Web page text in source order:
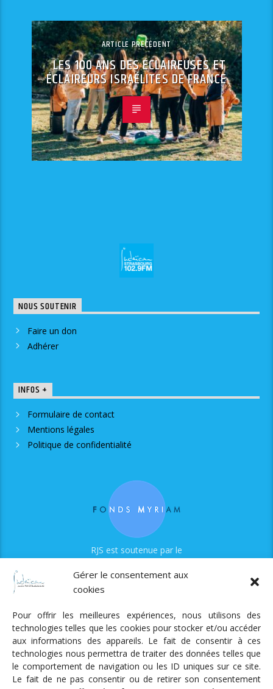
Gérer le consentement aux
cookies
Pour offrir les meilleures expériences, nous utilisons des
technologies telles que les cookies pour stocker et/ou accéder
aux informations des appareils. Le fait de consentir à ces
technologies nous permettra de traiter des données telles que
le comportement de navigation ou les ID uniques sur ce site.
Le fait de ne pas consentir ou de retirer son consentement
ARTICLE PRÉCÉDENT
LES 100 ANS DES ÉCLAIREUSES ET
ÉCLAIREURS ISRAÉLITES DE FRANCE
NOUS SOUTENIR
Faire un don
Adhérer
INFOS +
Formulaire de contact
Mentions légales
Politique de confidentialité
RJS est soutenue par le
Radio Judaica Strasbourg
Tous droits réservés